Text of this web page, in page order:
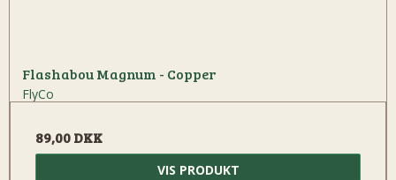
Flashabou Magnum - Copper
FlyCo
89,00 DKK
VIS PRODUKT